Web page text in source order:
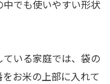
でも使いやすい形状
いる家庭では、袋の
お米の上部に入れて